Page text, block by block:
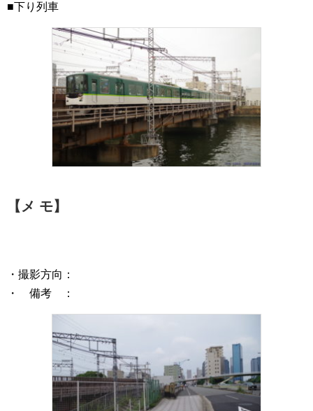
■下り列車
【メ モ】
・撮影方向：
・ 備考 ：